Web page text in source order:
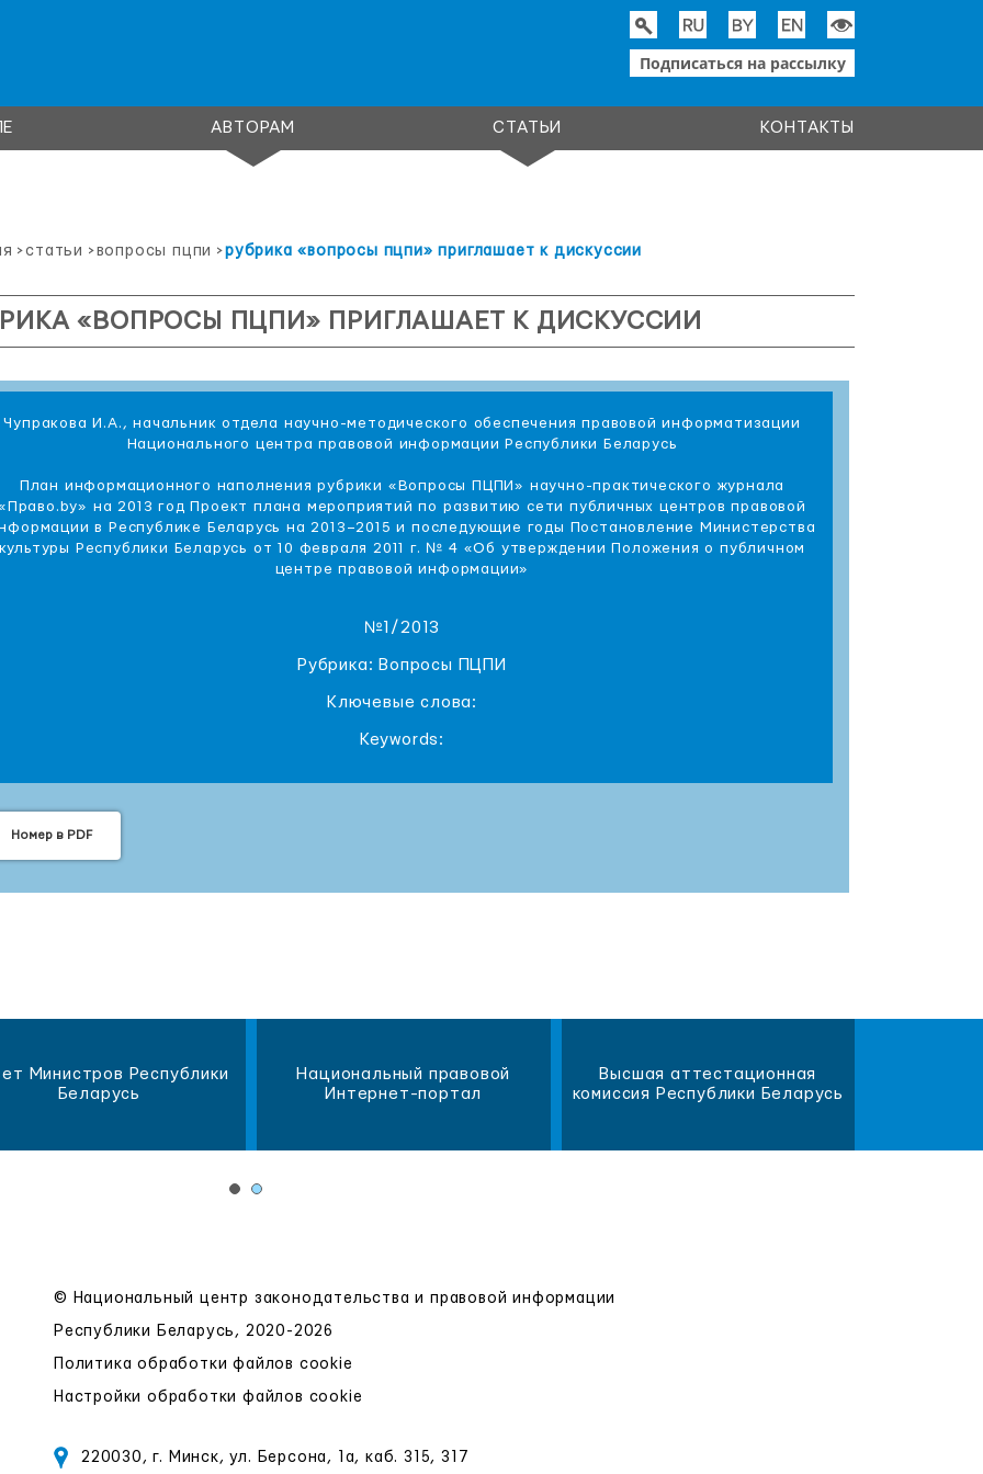
Подписаться на рассылку
АВТОРАМ СТАТЬИ КОНТАКТЫ
>статьи >вопросы пцпи > рубрика «вопросы пцпи» приглашает к дискуссии
«ВОПРОСЫ ПЦПИ» ПРИГЛАШАЕТ К ДИСКУССИИ
Чупракова И.А., начальник отдела научно-методического обеспечения правовой информатизации
Национального центра правовой информации Республики Беларусь
План информационного наполнения рубрики «Вопросы ПЦПИ» научно-практического журнала
на 2013 год Проект плана мероприятий по развитию сети публичных центров правовой
в Республике Беларусь на 2013–2015 и последующие годы Постановление Министерства
Республики Беларусь от 10 февраля 2011 г. № 4 «Об утверждении Положения о публичном
центре правовой информации»
№1/2013
Рубрика: Вопросы ПЦПИ
Ключевые слова:
Keywords:
Номер в PDF
Министров Республики
Беларусь
Национальный правовой
Интернет-портал
Высшая аттестационная
комиссия Республики Беларусь
© Национальный центр законодательства и правовой информации
Республики Беларусь, 2020-2026
Политика обработки файлов cookie
Настройки обработки файлов cookie
220030, г. Минск, ул. Берсона, 1а, каб. 315, 317